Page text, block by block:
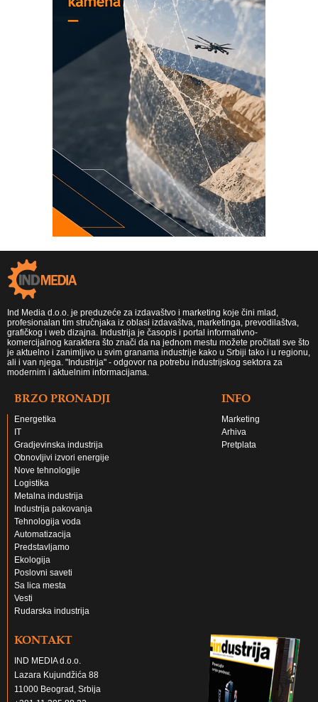
Ind Media d.o.o. je preduzeće za izdavaštvo i marketing koje čini mlad,
profesionalan tim stručnjaka iz oblasi izdavaštva, marketinga, prevodilaštva,
grafičkog i web dizajna. Industrija je časopis i portal informativno-
komercijalnog karaktera što znači da na jednom mestu možete pročitati sve što
je aktuelno i zanimljivo u svim granama industrije kako u Srbiji tako i u regionu,
ali i van njega. "Industrija" - odgovor na potrebu industrijskog sektora za
modernim i aktuelnim informacijama.
BRZO PRONADJI
Energetika
IT
Gradjevinska industrija
Obnovljivi izvori energije
Nove tehnologije
Logistika
Metalna industrija
Industrija pakovanja
Tehnologija voda
Automatizacija
Predstavljamo
Ekologija
Poslovni saveti
Sa lica mesta
Vesti
Rudarska industrija
INFO
Marketing
Arhiva
Pretplata
KONTAKT
IND MEDIA d.o.o.
Lazara Kujundžića 88
11000 Beograd, Srbija